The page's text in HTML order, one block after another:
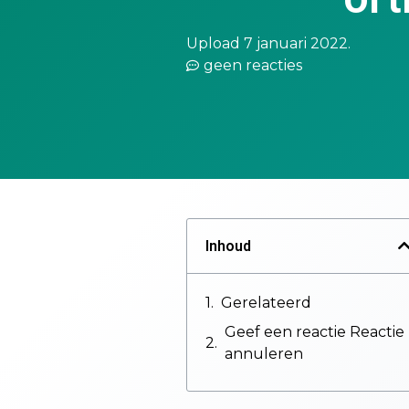
Upload 7 januari 2022.
geen reacties
Inhoud
Gerelateerd
Geef een reactie Reactie
annuleren